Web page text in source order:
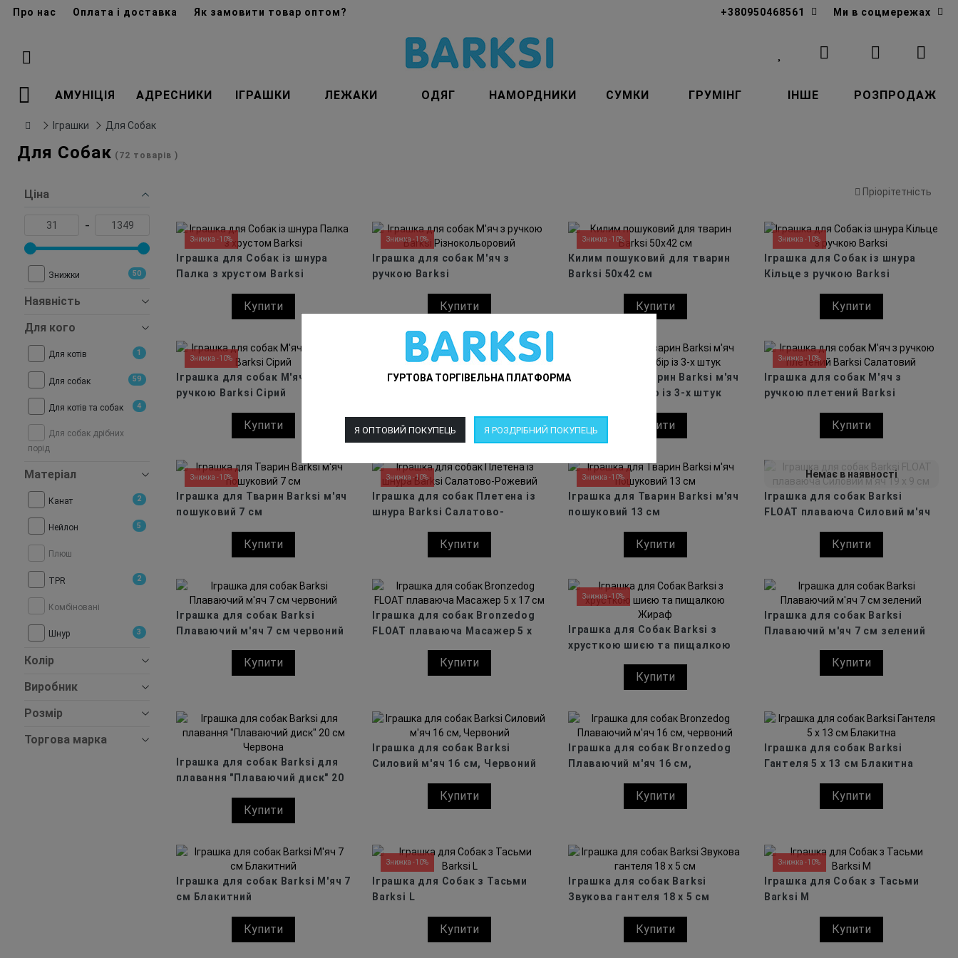
ГУРТОВА ТОРГІВЕЛЬНА ПЛАТФОРМА
Я ОПТОВИЙ ПОКУПЕЦЬ Я РОЗДРІБНИЙ ПОКУПЕЦЬ
Про нас Оплата і доставка Як замовити товар оптом? Ми в соцмережах
+380950468561
АМУНІЦІЯ АДРЕСНИКИ ІГРАШКИ ЛЕЖАКИ ОДЯГ НАМОРДНИКИ СУМКИ ГРУМІНГ ІНШЕ РОЗПРОДАЖ
Іграшки Для Собак
Для Собак (72 товарів )
Ціна
-
Знижки 50
Наявність
Для кого
Для котів 1
Для собак 59
Для котів та собак 4
Для собак дрібних
порід
Матеріал
Канат 2
Нейлон 5
Плюш
TPR 2
Комбіновані
Шнур 3
Колір
Виробник
Розмір
Торгова марка
Пріорітетність
Знижка -10%
Іграшка для Собак із шнура
Палка з хрустом Barksi
Купити
Знижка -10%
Іграшка для собак М'яч з
ручкою Barksi
Купити
Знижка -10%
Килим пошуковий для тварин
Barksi 50х42 см
Купити
Знижка -10%
Іграшка для Собак із шнура
Кільце з ручкою Barksi
Купити
Знижка -10%
Іграшка для собак М'яч з
ручкою Barksi Сірий
Купити
Знижка -10%
Іграшка для собак М'яч з
Купити
Іграшка для Тварин Barksi м'яч
пошуковий набір із 3-х штук
Купити
Знижка -10%
Іграшка для собак М'яч з
ручкою плетений Barksi
Купити
Знижка -10%
Іграшка для Тварин Barksi м'яч
пошуковий 7 см
Купити
Знижка -10%
Іграшка для собак Плетена із
шнура Barksi Салатово-
Купити
Знижка -10%
Іграшка для Тварин Barksi м'яч
пошуковий 13 см
Купити
Немає в наявності
Іграшка для собак Barksi
FLOAT плаваюча Силовий м'яч
Купити
Іграшка для собак Barksi
Плаваючий м'яч 7 см червоний
Купити
Іграшка для собак Bronzedog
FLOAT плаваюча Масажер 5 х
Купити
Знижка -10%
Іграшка для Собак Barksi з
хрусткою шиєю та пищалкою
Купити
Іграшка для собак Barksi
Плаваючий м'яч 7 см зелений
Купити
Іграшка для собак Barksi для
плавання "Плаваючий диск" 20
Купити
Іграшка для собак Barksi
Силовий м'яч 16 см, Червоний
Купити
Іграшка для собак Bronzedog
Плаваючий м'яч 16 см,
Купити
Іграшка для собак Barksi
Гантеля 5 х 13 см Блакитна
Купити
Іграшка для собак Barksi М'яч 7
см Блакитний
Купити
Знижка -10%
Іграшка для Собак з Тасьми
Barksi L
Купити
Іграшка для собак Barksi
Звукова гантеля 18 х 5 см
Купити
Знижка -10%
Іграшка для Собак з Тасьми
Barksi M
Купити